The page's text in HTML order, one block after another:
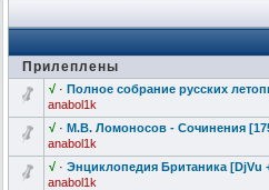
Прилеплены
√ · Полное собрание русских
anabol1k
√ · М.В. Ломоносов - Сочинения
anabol1k
√ · Энциклопедия Британика [DjVu
anabol1k